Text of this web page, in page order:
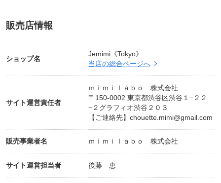
した！
https://youtu.be/GNxQx-vUwoQ
📕耳鑑定──性格、健康、相性までズバリわかる!
Amazon…https://amzn.to/3qHOOKD
楽天市場…
https://bit.ly/3sSMbIK
「突然ですが占ってもいいですか?」(フジテレビ系
列、毎週水曜よる10時から放送)出演で大反響!
販売店情報
ショップ名
Jemimi《Tokyo》
当店の総合ページへ
サイト運営責任者
ｍｉｍｉｌａｂｏ 株式会社
〒150-0002 東京都渋谷区渋谷１−２２
−２グラフィオ渋谷２０３
【ご連絡先】 chouette.mimi@gmail.com
販売事業者名 ｍｉｍｉｌａｂｏ 株式会社
サイト運営担当者 後藤 恵